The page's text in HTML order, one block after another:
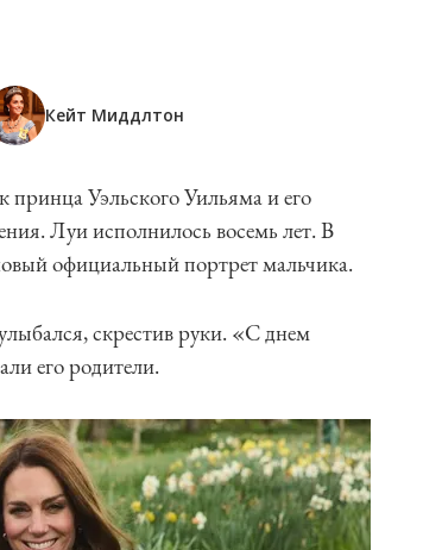
Кейт Миддлтон
принца Уэльского Уильяма и его
Луи исполнилось восемь лет. В
официальный портрет мальчика.
скрестив руки. «С днем
его родители.